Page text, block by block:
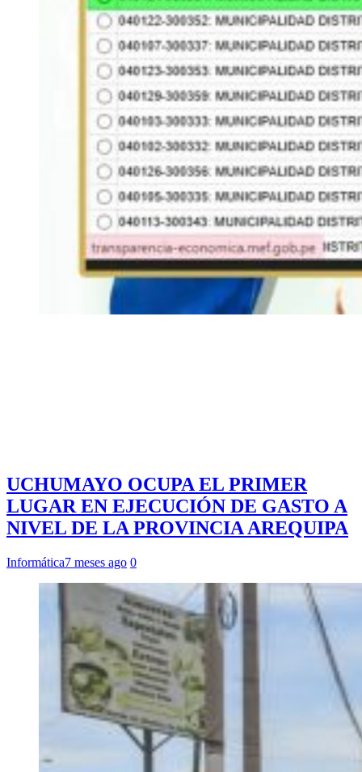
UCHUMAYO OCUPA EL PRIMER
LUGAR EN EJECUCIÓN DE GASTO A
NIVEL DE LA PROVINCIA AREQUIPA
Informática7 meses ago 0